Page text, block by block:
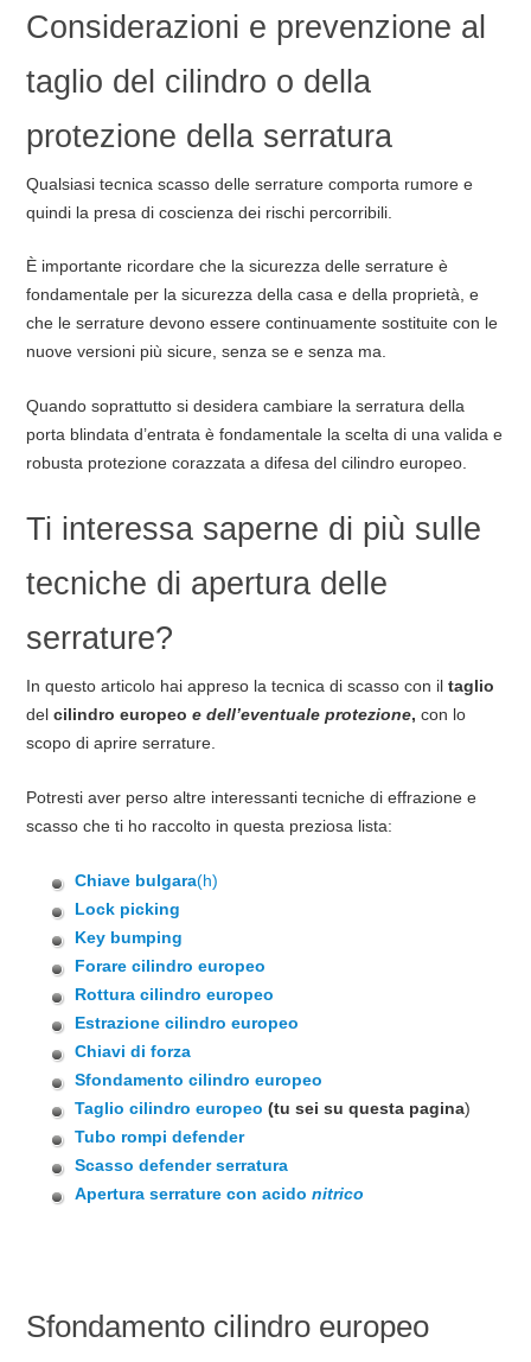
Considerazioni e prevenzione al
taglio del cilindro o della
protezione della serratura
Qualsiasi tecnica scasso delle serrature comporta rumore e
quindi la presa di coscienza dei rischi percorribili.
È importante ricordare che la sicurezza delle serrature è
fondamentale per la sicurezza della casa e della proprietà, e
che le serrature devono essere continuamente sostituite con le
nuove versioni più sicure, senza se e senza ma.
Quando soprattutto si desidera cambiare la serratura della
porta blindata d’entrata è fondamentale la scelta di una valida e
robusta protezione corazzata a difesa del cilindro europeo.
Ti interessa saperne di più sulle
tecniche di apertura delle
serrature?
In questo articolo hai appreso la tecnica di scasso con il taglio
delcilindro europeo e dell’eventuale protezione, con lo
scopo di aprire serrature.
Potresti aver perso altre interessanti tecniche di effrazione e
scasso che ti ho raccolto in questa preziosa lista:
Chiave bulgara(h)
Lock picking
Key bumping
Forare cilindro europeo
Rottura cilindro europeo
Estrazione cilindro europeo
Chiavi di forza
Sfondamento cilindro europeo
Taglio cilindro europeo (tu sei su questa pagina)
Tubo rompi defender
Scasso defender serratura
Apertura serrature con acidonitrico
Sfondamento cilindro europeo